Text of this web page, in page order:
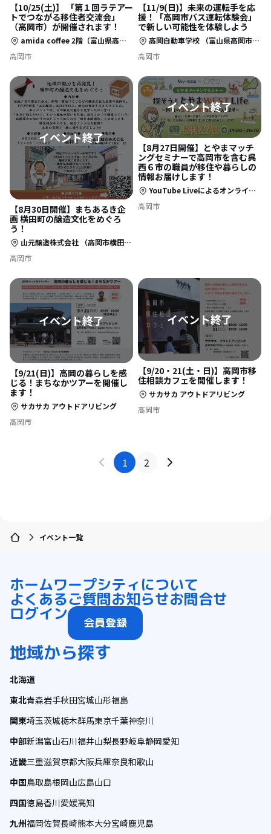
【10/25(土)】 「第１回ラテアー
トでつながる移住者交流会」
（高岡市）が開催されます！
amida coffee 2階（富山県高岡市定塚町１２３８）
高岡市
【11/9(日)】未来の運転手を応
援！「高岡市バス運転体験会」
で新しい可能性を体験しよう
高岡自動車学校 （富山県高岡市蓮花寺735） ※近隣の迷惑になりますので、参加者以外のご来場はお控えください。
高岡市
【8月30日開催】まちあるき企
画 横田町の醸造文化をめぐろ
う！
山元醸造株式会社 （高岡市横田町２丁目６−８）
高岡市
【8月27日開催】とやまマッチ
ングセミナーで高岡市を含む呉
西６市の職員が移住や暮らしの
情報お届けします！
YouTube Liveによるオンライン開催
高岡市
【9/21(日)】高岡の暮らしを感
じる！まちなかツアーを開催し
ます！
サカサカ アウトドアリビング
高岡市
【9/20・21(土・日)】高岡市移
住相談カフェを開催します！
サカサカ アウトドアリビング
高岡市
1 2
イベント一覧
ホームワープシティについて
よくあるご質問お知らせお問合せ
ログイン 会員登録
地域から探す
北海道
東北青森岩手秋田宮城山形福島
関東埼玉茨城栃木群馬東京千葉神奈川
中部新潟富山石川福井山梨長野岐阜静岡愛知
近畿三重滋賀京都大阪兵庫奈良和歌山
中国鳥取島根岡山広島山口
四国徳島香川愛媛高知
九州福岡佐賀長崎熊本大分宮崎鹿児島